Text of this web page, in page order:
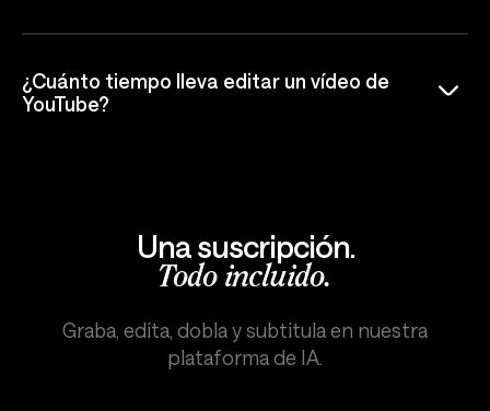
¿Cuánto tiempo lleva editar un vídeo de
YouTube?
Una suscripción.
Todo incluido.
Graba, edita, dobla y subtitula en nuestra
plataforma de IA.